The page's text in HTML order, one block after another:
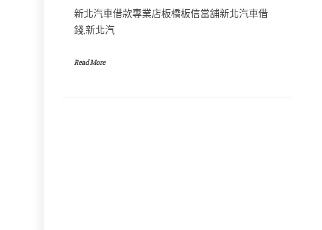
新北汽車借款專業店板橋板信當舖新北汽車借
錢,新北汽
Read More